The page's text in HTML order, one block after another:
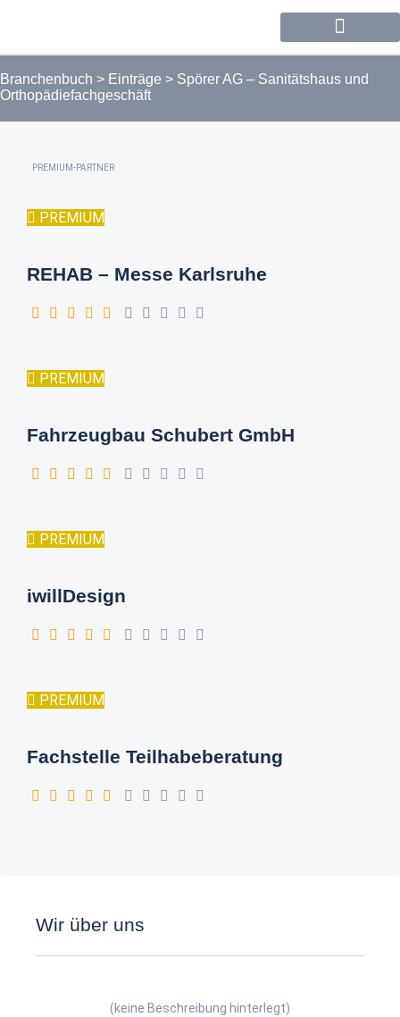
Branchenbuch > Einträge > Spörer AG – Sanitätshaus und
Orthopädiefachgeschäft
PREMIUM-PARTNER
PREMIUM
REHAB – Messe Karlsruhe
PREMIUM
Fahrzeugbau Schubert GmbH
PREMIUM
iwillDesign
PREMIUM
Fachstelle Teilhabeberatung
Wir über uns
(keine Beschreibung hinterlegt)